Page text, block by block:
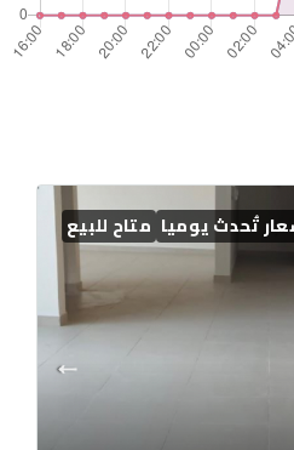
تُحدث يوميا متاح للبيع